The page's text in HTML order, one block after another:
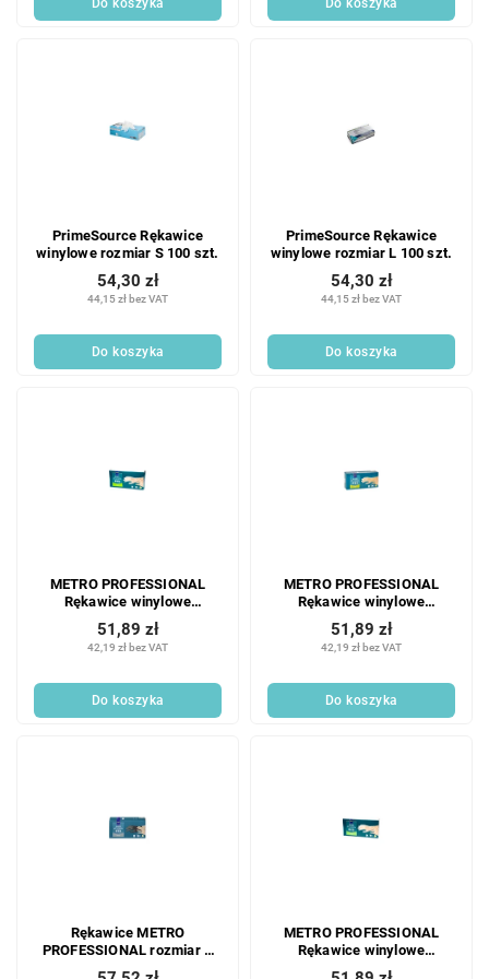
Do koszyka Do koszyka
PrimeSource Rękawice
winylowe rozmiar S 100 szt.
44,15 zł bez VAT
54,30 zł
Do koszyka
PrimeSource Rękawice
winylowe rozmiar L 100 szt.
44,15 zł bez VAT
54,30 zł
Do koszyka
METRO PROFESSIONAL
Rękawice winylowe
transparentne bezpudrowe
XL 100 szt.
42,19 zł bez VAT
51,89 zł
Do koszyka
METRO PROFESSIONAL
Rękawice winylowe
transparentne bezpudrowe
M 100 szt.
42,19 zł bez VAT
51,89 zł
Do koszyka
Rękawice METRO
PROFESSIONAL rozmiar S
nitrylowe czarne 100 szt.
METRO PROFESSIONAL
Rękawice winylowe
transparentne bezpudrowe L